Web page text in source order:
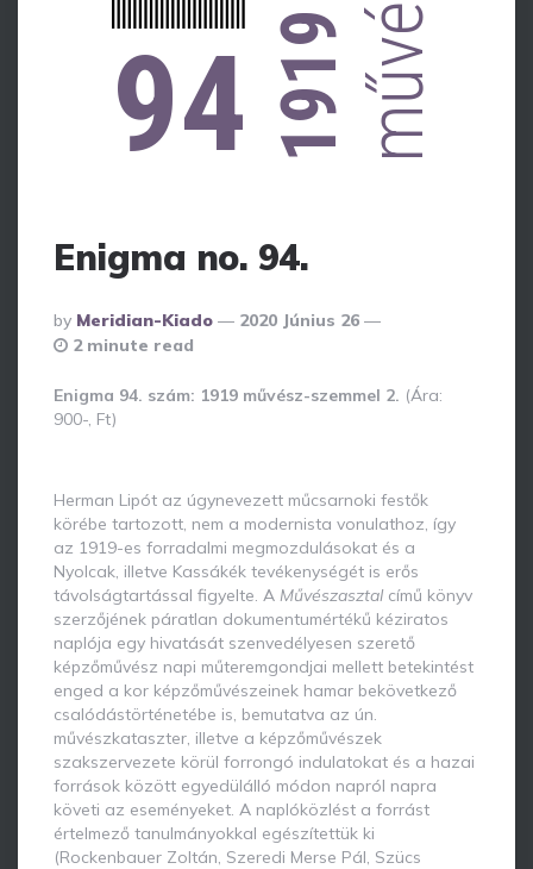
94 1919
Enigma no. 94.
Posted
By
By Meridian-Kiado
2020 Június 26
2 minute read
Enigma 94. szám: 1919 művész-szemmel 2. (Ára:
900-, Ft)
Herman Lipót az úgynevezett műcsarnoki festők
körébe tartozott, nem a modernista vonulathoz, így
az 1919-es forradalmi megmozdulásokat és a
Nyolcak, illetve Kassákék tevékenységét is erős
távolságtartással figyelte. A Művészasztal című könyv
szerzőjének páratlan dokumentumértékű kéziratos
naplója egy hivatását szenvedélyesen szerető
képzőművész napi műteremgondjai mellett betekintést
enged a kor képzőművészeinek hamar bekövetkező
csalódástörténetébe is, bemutatva az ún.
művészkataszter, illetve a képzőművészek
szakszervezete körül forrongó indulatokat és a hazai
források között egyedülálló módon napról napra
követi az eseményeket. A naplóközlést a forrást
értelmező tanulmányokkal egészítettük ki
(Rockenbauer Zoltán, Szeredi Merse Pál, Szücs